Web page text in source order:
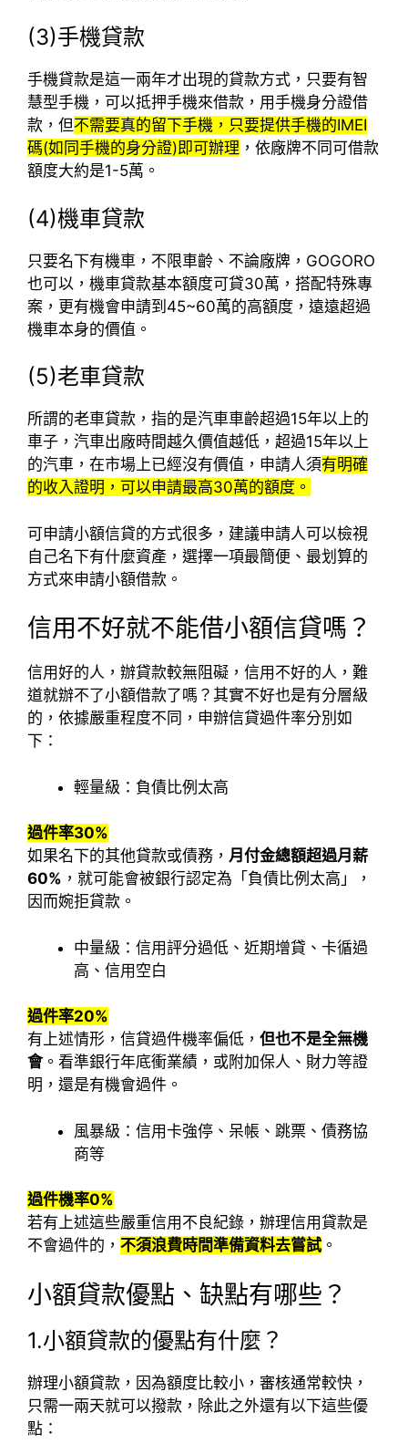
(3)手機貸款
手機貸款是這一兩年才出現的貸款方式，只要有智
慧型手機，可以抵押手機來借款，用手機身分證借
款，但不需要真的留下手機，只要提供手機的IMEI
碼(如同手機的身分證)即可辦理 ，依廠牌不同可借款
額度大約是1-5萬。
(4)機車貸款
只要名下有機車，不限車齡、不論廠牌，GOGORO
也可以，機車貸款基本額度可貸30萬，搭配特殊專
案，更有機會申請到45~60萬的高額度，遠遠超過
機車本身的價值。
(5)老車貸款
所謂的老車貸款，指的是汽車車齡超過15年以上的
車子，汽車出廠時間越久價值越低，超過15年以上
的汽車，在市場上已經沒有價值，申請人須有明確
的收入證明，可以申請最高30萬的額度。
可申請小額信貸的方式很多，建議申請人可以檢視
自己名下有什麼資產，選擇一項最簡便、最划算的
方式來申請小額借款。
信用不好就不能借小額信貸嗎？
信用好的人，辦貸款較無阻礙，信用不好的人，難
道就辦不了小額借款了嗎？其實不好也是有分層級
的，依據嚴重程度不同，申辦信貸過件率分別如
下：
輕量級：負債比例太高
過件率30%
如果名下的其他貸款或債務， 月付金總額超過月薪
60% ，就可能會被銀行認定為「負債比例太高」，
因而婉拒貸款。
中量級：信用評分過低、近期增貸、卡循過
高、信用空白
過件率20%
有上述情形，信貸過件機率偏低， 但也不是全無機
會。看準銀行年底衝業績，或附加保人、財力等證
明，還是有機會過件。
風暴級：信用卡強停、呆帳、跳票、債務協
商等
過件機率0%
若有上述這些嚴重信用不良紀錄，辦理信用貸款是
不會過件的， 不須浪費時間準備資料去嘗試 。
小額貸款優點、缺點有哪些？
1.小額貸款的優點有什麼？
辦理小額貸款，因為額度比較小，審核通常較快，
只需一兩天就可以撥款，除此之外還有以下這些優
點：